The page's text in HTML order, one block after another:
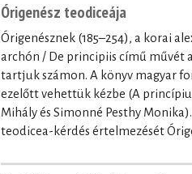
Órigenész teodiceája
Órigenésznek (185–254), a korai
archón / De principiis című
tartjuk számon. A könyv magyar
ezelőtt vehettük kézbe (A
Mihály és Simonné Pesthy
teodicea-kérdés értelmezését